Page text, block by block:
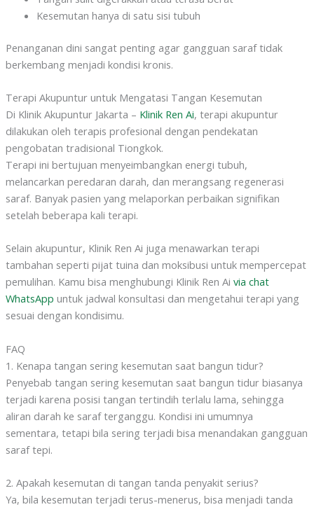
Kesemutan hanya di satu sisi tubuh
Penanganan dini sangat penting agar gangguan saraf tidak
berkembang menjadi kondisi kronis.
Terapi Akupuntur untuk Mengatasi Tangan Kesemutan
Di Klinik Akupuntur Jakarta – Klinik Ren Ai, terapi akupuntur
dilakukan oleh terapis profesional dengan pendekatan
pengobatan tradisional Tiongkok.
Terapi ini bertujuan menyeimbangkan energi tubuh,
melancarkan peredaran darah, dan merangsang regenerasi
saraf. Banyak pasien yang melaporkan perbaikan signifikan
setelah beberapa kali terapi.
Selain akupuntur, Klinik Ren Ai juga menawarkan terapi
tambahan seperti pijat tuina dan moksibusi untuk mempercepat
pemulihan. Kamu bisa menghubungi Klinik Ren Ai via chat
WhatsApp untuk jadwal konsultasi dan mengetahui terapi yang
sesuai dengan kondisimu.
FAQ
1. Kenapa tangan sering kesemutan saat bangun tidur?
Penyebab tangan sering kesemutan saat bangun tidur biasanya
terjadi karena posisi tangan tertindih terlalu lama, sehingga
aliran darah ke saraf terganggu. Kondisi ini umumnya
sementara, tetapi bila sering terjadi bisa menandakan gangguan
saraf tepi.
2. Apakah kesemutan di tangan tanda penyakit serius?
Ya, bila kesemutan terjadi terus-menerus, bisa menjadi tanda